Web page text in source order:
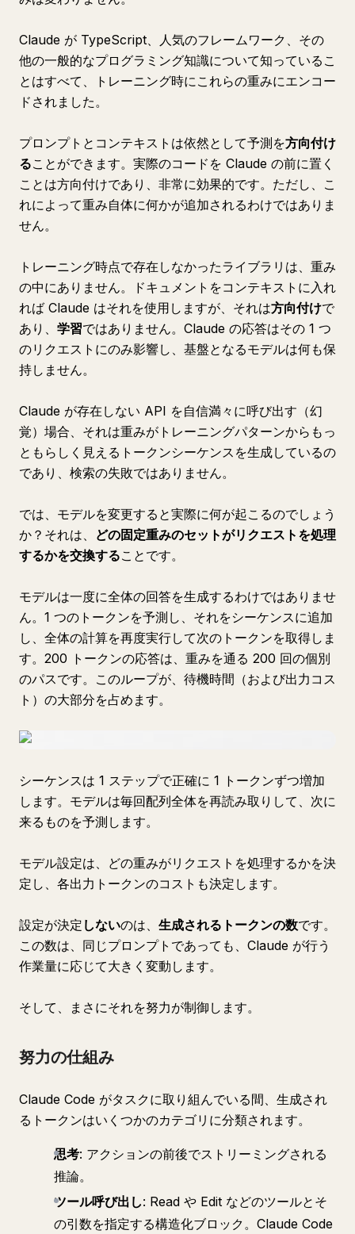
Claude が TypeScript、人気のフレームワーク、その
他の一般的なプログラミング知識について知っているこ
とはすべて、トレーニング時にこれらの重みにエンコー
ドされました。
プロンプトとコンテキストは依然として予測を方向付け
ることができます。実際のコードを Claude の前に置く
ことは方向付けであり、非常に効果的です。ただし、こ
れによって重み自体に何かが追加されるわけではありま
せん。
トレーニング時点で存在しなかったライブラリは、重み
の中にありません。ドキュメントをコンテキストに入れ
れば Claude はそれを使用しますが、それは方向付けで
あり、 学習ではありません。Claude の応答はその 1 つ
のリクエストにのみ影響し、基盤となるモデルは何も保
持しません。
Claude が存在しない API を自信満々に呼び出す（幻
覚）場合、それは重みがトレーニングパターンからもっ
ともらしく見えるトークンシーケンスを生成しているの
であり、検索の失敗ではありません。
では、モデルを変更すると実際に何が起こるのでしょう
か？それは、 どの固定重みのセットがリクエストを処理
するかを交換することです。
モデルは一度に全体の回答を生成するわけではありませ
ん。1 つのトークンを予測し、それをシーケンスに追加
し、全体の計算を再度実行して次のトークンを取得しま
す。200 トークンの応答は、重みを通る 200 回の個別
のパスです。このループが、待機時間（および出力コス
ト）の大部分を占めます。
シーケンスは 1 ステップで正確に 1 トークンずつ増加
します。モデルは毎回配列全体を再読み取りして、次に
来るものを予測します。
モデル設定は、どの重みがリクエストを処理するかを決
定し、各出力トークンのコストも決定します。
設定が決定 しないのは、 生成されるトークンの数です。
この数は、同じプロンプトであっても、Claude が行う
作業量に応じて大きく変動します。
そして、まさにそれを努力が制御します。
努力の仕組み
Claude Code がタスクに取り組んでいる間、生成され
るトークンはいくつかのカテゴリに分類されます。
思考: アクションの前後でストリーミングされる
推論。
ツール呼び出し: Read や Edit などのツールとそ
の引数を指定する構造化ブロック。Claude Code